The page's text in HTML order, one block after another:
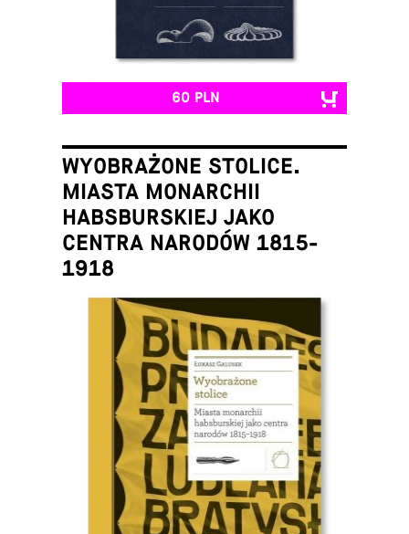
60 PLN
WYOBRAŻONE STOLICE.
MIASTA MONARCHII
HABSBURSKIEJ JAKO
CENTRA NARODÓW 1815-
1918
Łukasz Galusek